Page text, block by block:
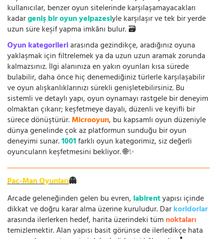
kullanıcılar, benzer oyun sitelerinde karşılaşamayacakları
kadargeniş bir oyun yelpazesiyle karşılaşır ve tek bir yerde
uzun süre keşif yapma imkânı bulur. 🗃️
Oyun kategorileriarasında gezindikçe, aradığınız oyuna
yaklaşmak için filtrelemek ya da uzun uzun aramak zorunda
kalmazsınız. İlgi alanınıza en yakın oyunları kısa sürede
bulabilir, daha önce hiç denemediğiniz türlerle karşılaşabilir
ve oyun alışkanlıklarınızı sürekli genişletebilirsiniz. Bu
sistemli ve detaylı yapı, oyun oynamayı rastgele bir deneyim
olmaktan çıkarır; keşfetmeye dayalı, düzenli ve keyifli bir
sürece dönüştürür.Microoyun, bu kapsamlı oyun düzeniyle
dünya genelinde çok az platformun sunduğu bir oyun
deneyimi sunar.1001farklı oyun kategorimiz, siz değerli
oyuncuların keşfetmesini bekliyor. 🌐✨
Pac-Man Oyunları👻
Arcade geleneğinden gelen bu evren, labirentyapısı içinde
dikkat ve doğru karar alma üzerine kuruludur. Darkoridorlar
arasında ilerlerken hedef, harita üzerindeki tüm noktaları
temizlemektir. Alan yapısı basit görünse de ilerledikçe hata